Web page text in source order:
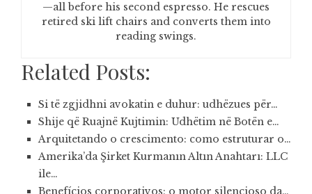
—all before his second espresso. He rescues
retired ski lift chairs and converts them into
reading swings.
Related Posts:
Si të zgjidhni avokatin e duhur: udhëzues për…
Shije që Ruajnë Kujtimin: Udhëtim në Botën e…
Arquitetando o crescimento: como estruturar o…
Amerika’da Şirket Kurmanın Altın Anahtarı: LLC
ile…
Benefícios corporativos: o motor silencioso da…